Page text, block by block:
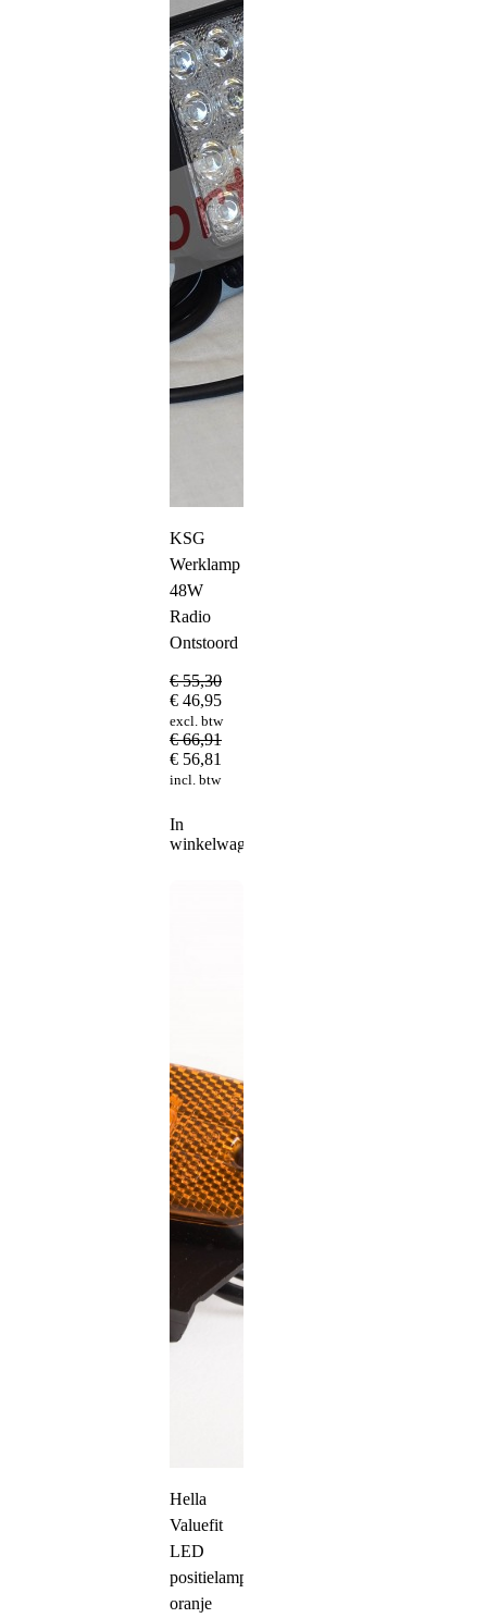
gekozen
worden
op
de
productpagina
KSG
Werklamp
48W
Radio
Ontstoord
€55,30
€ 46,95
excl. btw
€66,91
€ 56,81
incl. btw
In
winkelwagen
Hella
Valuefit
LED
positielamp
oranje